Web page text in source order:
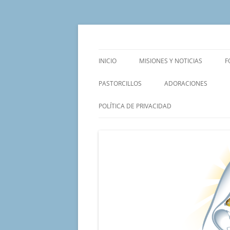
Saltar
INICIO MISIONES Y NOTICIAS
PASTORCILLOS ADORACIONES
POLÍTICA DE PRIVACIDAD